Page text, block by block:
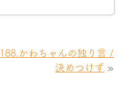
188.かわちゃんの独り言 /
決めつけず »